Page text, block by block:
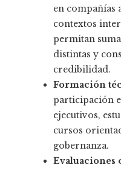
en compañías
contextos
permitan
distintas y
credibilidad.
Formación
participación
ejecutivos,
cursos
gobernanza.
Evaluaciones